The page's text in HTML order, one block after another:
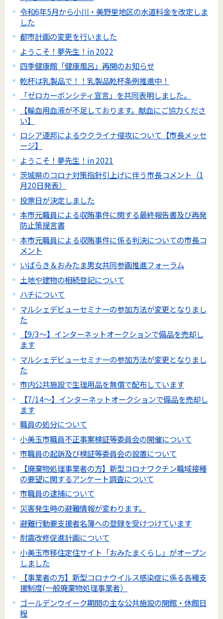
令和6年5月から小川・美野里地区の水道料金を改定しま
した
都市計画の変更を行いました
ようこそ！夢先生！in 2022
四季健康館「健康風呂」再開のお知らせ
乾杯は乳製品で！！乳製品乾杯条例推進中！
「ゼロカーボンシティ宣言」を共同表明しました。
【輸血用血液が不足しております。献血にご協力くださ
い】
ロシア連邦によるウクライナ侵攻について【市長メッセ
ージ】
ようこそ！夢先生！in 2021
茨城県のコロナ対策指針引上げに伴う市長コメント（1
月20日発表）
投票日が決定しました
本市元職員による収賄事件に関する最終報告書及び再発
防止策提言書
本市元職員による収賄事件に係る判決についての市長コ
メント
いばらき＆おみたま男女共同参画推進フォーラム
土地や建物の相続登記について
ハチについて
マルシェデビューセミナーの参加方法が変更となりまし
た
【9/3～】インターネットオークションで備品を売却し
ます
マルシェデビューセミナーの参加方法が変更となりまし
た
市内公共施設で生理用品を無償で配布しています
【7/14～】インターネットオークションで備品を売却し
ます
職員の処分について
小美玉市職員不正事案検証等委員会の開催について
市職員の起訴及び検証等委員会の設置について
【廃棄物処理事業者の方】新型コロナワクチン職域接種
の要望に関するアンケート調査について
市職員の逮捕について
災害発生時の避難情報が変わります。
避難行動要支援者名簿への登録を受けつけています
耐震改修促進計画について
小美玉市移住定住サイト「おみたまくらし」がオープン
しました
【事業者の方】新型コロナウイルス感染症に係る各種支
援制度(一般廃棄物処理事業者）
ゴールデンウイーク期間の主な公共施設の開館・休館日
程